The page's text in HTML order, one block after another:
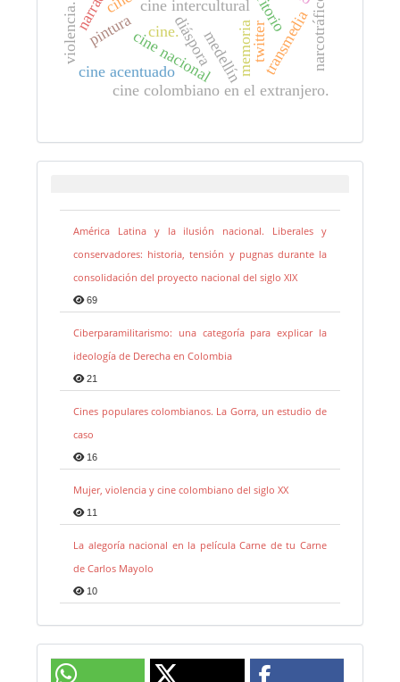
cine nacional
diáspora
cine intercultural
cine acentuado
cine colombiano en el extranjero.
medellínmemoria
cine.
violencia. narcotráfico.
twittertransmedia
pintura
América Latina y la ilusión nacional. Liberales y
conservadores: historia, tensión y pugnas durante la
consolidación del proyecto nacional del siglo XIX
69
Ciberparamilitarismo: una categoría para explicar la
ideología de Derecha en Colombia
21
Cines populares colombianos. La Gorra, un estudio de
caso
16
Mujer, violencia y cine colombiano del siglo XX
11
La alegoría nacional en la película Carne de tu Carne
de Carlos Mayolo
10